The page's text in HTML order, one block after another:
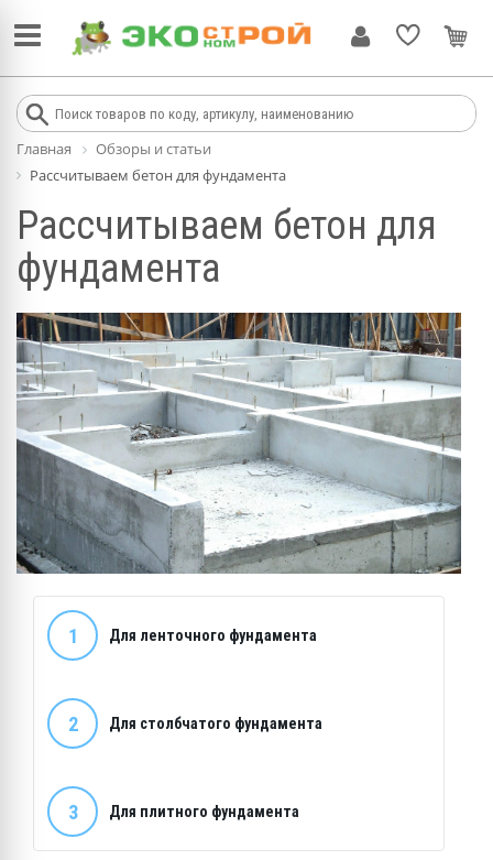
Главная
Обзоры и статьи
Рассчитываем бетон для фундамента
Рассчитываем бетон для
фундамента
1 Для ленточного фундамента
2 Для столбчатого фундамента
3 Для плитного фундамента